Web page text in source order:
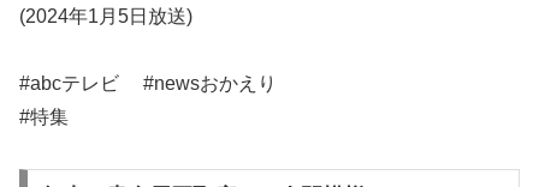
(2024年1月5日放送)
#abcテレビ #newsおかえり
#特集